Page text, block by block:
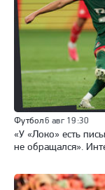
Футбол6 авг 19:30
«У «Локо» есть
не обращался».